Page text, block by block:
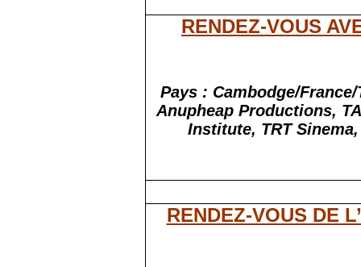
RENDEZ-VOUS
Pays : Cambodge/
Anupheap Productions,
Institute, TRT
RENDEZ-VOUS DE